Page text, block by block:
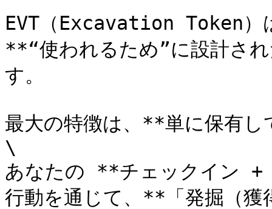
EVT（Excavation Token）
**“使われるため”に設計さ
す。
最大の特徴は、**単に保有
\
あなたの **チェックイン +
行動を通じて、**「発掘（